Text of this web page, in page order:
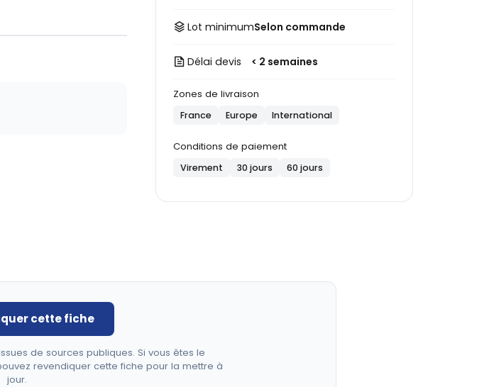
Lot minimumSelon commande
Délai devis < 2 semaines
Zones de livraison
France Europe International
Conditions de paiement
Virement 30 jours 60 jours
cette fiche
de sources publiques. Si vous êtes le
revendiquer cette fiche pour la mettre à
jour.